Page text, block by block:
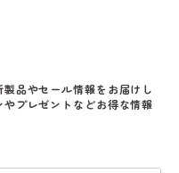
品やセール情報をお届けし
プレゼントなどお得な情報